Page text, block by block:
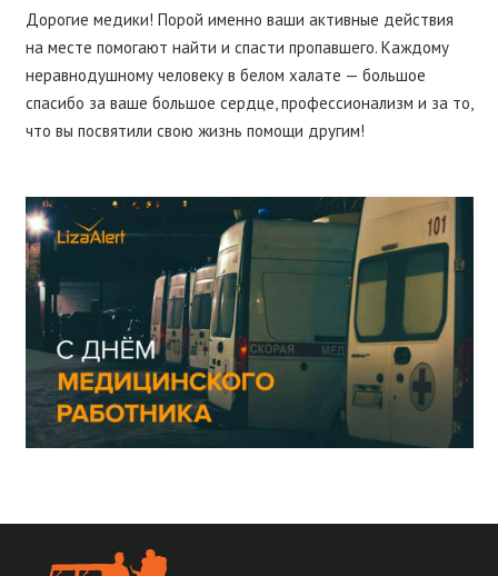
Дорогие медики! Порой именно ваши активные действия
на месте помогают найти и спасти пропавшего. Каждому
неравнодушному человеку в белом халате — большое
спасибо за ваше большое сердце, профессионализм и за то,
что вы посвятили свою жизнь помощи другим!